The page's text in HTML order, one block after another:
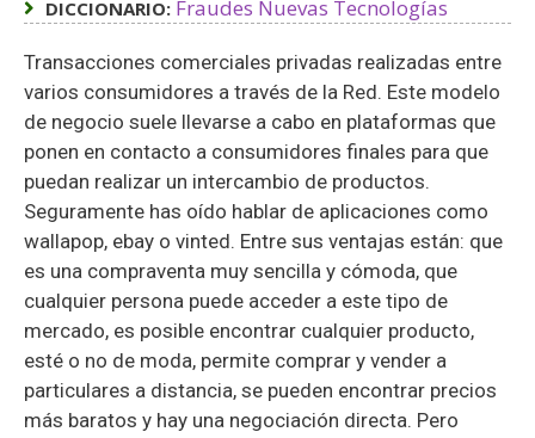
DICCIONARIO: Fraudes Nuevas Tecnologías
Transacciones comerciales privadas realizadas entre
varios consumidores a través de la Red. Este modelo
de negocio suele llevarse a cabo en plataformas que
ponen en contacto a consumidores finales para que
puedan realizar un intercambio de productos.
Seguramente has oído hablar de aplicaciones como
wallapop, ebay o vinted. Entre sus ventajas están: que
es una compraventa muy sencilla y cómoda, que
cualquier persona puede acceder a este tipo de
mercado, es posible encontrar cualquier producto,
esté o no de moda, permite comprar y vender a
particulares a distancia, se pueden encontrar precios
más baratos y hay una negociación directa. Pero